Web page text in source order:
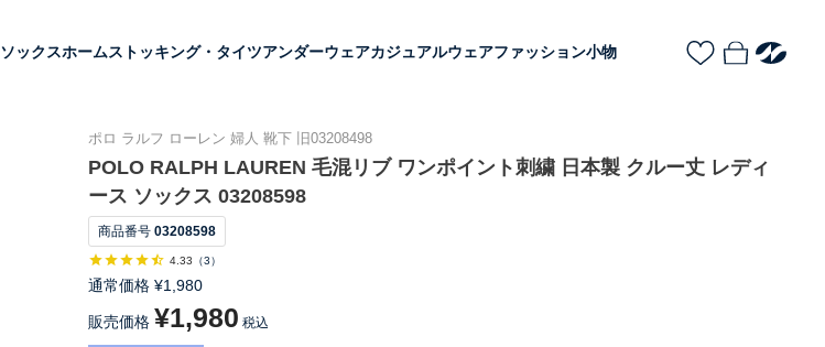
ソックスホームストッキング・タイツアンダーウェアカジュアルウェアファッション小物
ポロ ラルフ ローレン 婦人 靴下 旧03208498
POLO RALPH LAUREN 毛混リブ ワンポイント刺繍 日本製 クルー丈 レディ
ース ソックス 03208598
商品番号 03208598
4.33 （3）
通常価格 ¥1,980
販売価格 ¥1,980 税込